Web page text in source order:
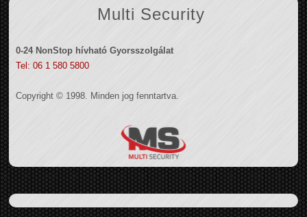
Multi Security
0-24 NonStop hívható Gyorsszolgálat
Tel: 06 1 580 5800
Copyright © 1998. Minden jog fenntartva.